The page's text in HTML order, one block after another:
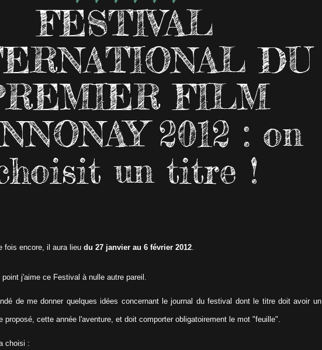
FESTIVAL
DU
FILM
2012 : on
un titre !
fois encore, il aura lieu du 27 janvier au 6 février 2012
j'aime ce Festival à nulle autre pareil.
de me donner quelques idées concernant le journal du festival dont le titre doit avoir un
proposé, cette année l'aventure, et doit comporter obligatoirement le mot "feuille".
choisi :